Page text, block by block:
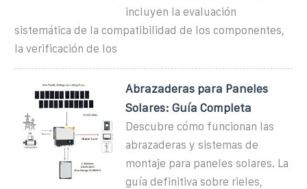
incluyen la evaluación
sistemática de la compatibilidad de los componentes,
la verificación de los
Abrazaderas para Paneles
Solares: Guía Completa
Descubre cómo funcionan las
abrazaderas y sistemas de
montaje para paneles solares. La
guía definitiva sobre rieles,